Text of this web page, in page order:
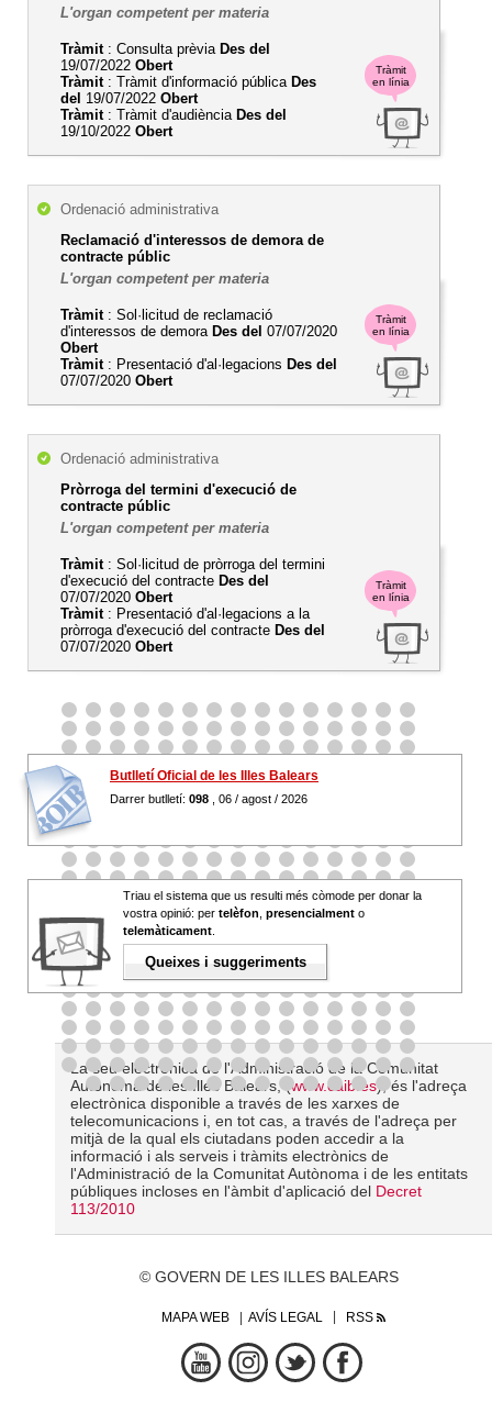
Tràmit
en línia
L'organ competent per materia
Tràmit: Consulta prèvia Des del
19/07/2022 Obert
Tràmit: Tràmit d'informació pública Des
del 19/07/2022 Obert
Tràmit: Tràmit d'audiència Des del
19/10/2022 Obert
Tràmit
en línia
Ordenació administrativa
Reclamació d'interessos de demora de
contracte públic
L'organ competent per materia
Tràmit: Sol·licitud de reclamació
d'interessos de demora Des del 07/07/2020
Obert
Tràmit: Presentació d'al·legacions Des del
07/07/2020 Obert
Tràmit
en línia
Ordenació administrativa
Pròrroga del termini d'execució de
contracte públic
L'organ competent per materia
Tràmit: Sol·licitud de pròrroga del termini
d'execució del contracte Des del
07/07/2020 Obert
Tràmit: Presentació d'al·legacions a la
pròrroga d'execució del contracte Des del
07/07/2020 Obert
Butlletí Oficial de les Illes Balears
Darrer butlletí: 098 , 06 / agost / 2026
Triau el sistema que us resulti més còmode per donar la
vostra opinió: per telèfon presencialment o
telemàticament
Queixes i suggeriments
La seu electrònica de l'Administració de la Comunitat
Autònoma de les Illes Balears, (www.caib.es), és l'adreça
electrònica disponible a través de les xarxes de
telecomunicacions i, en tot cas, a través de l'adreça per
mitjà de la qual els ciutadans poden accedir a la
informació i als serveis i tràmits electrònics de
l'Administració de la Comunitat Autònoma i de les entitats
públiques incloses en l'àmbit d'aplicació del Decret
113/2010
© GOVERN DE LES ILLES BALEARS
MAPA WEB AVÍS LEGAL RSS